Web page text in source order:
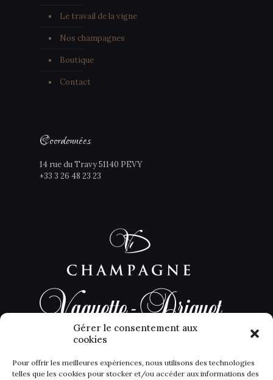
Gérer le consentement aux
cookies
Pour offrir les meilleures expériences, nous utilisons des technologies
telles que les cookies pour stocker et/ou accéder aux informations des
Le travail de la vigne
Nos champagnes
Boutique
Contact
Coordonnées
14 rue du Travy 51140 PEVY
+33 3 26 48 23 23